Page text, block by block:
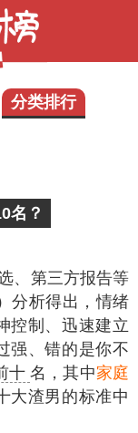
分类排行
名？
、第三方报告等
分析得出，情绪
控制、迅速建立
强、错的是你不
十 名，其中家庭
大渣男的标准中